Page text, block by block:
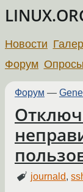
Новости
Форум Опросы
Форум —
journald,